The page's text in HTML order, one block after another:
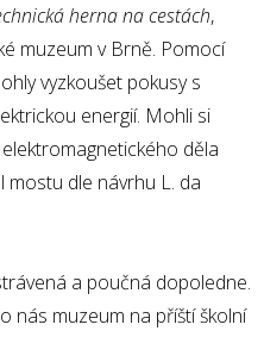
herna na cestách,
muzeum v Brně. Pomocí
vyzkoušet pokusy s
energií. Mohli si
děla
dle návrhu L. da
a poučná dopoledne.
nás muzeum na příští školní